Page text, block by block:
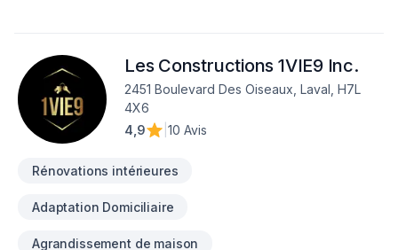
Les Constructions 1VIE9 Inc.
2451 Boulevard Des Oiseaux, Laval, H7L
4X6
4,9
10 Avis
Rénovations intérieures
Adaptation Domiciliaire
Agrandissement de maison